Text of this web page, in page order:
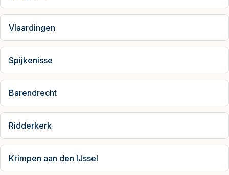
Vlaardingen
Spijkenisse
Barendrecht
Ridderkerk
Krimpen aan den IJssel